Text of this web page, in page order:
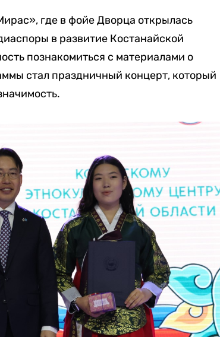
где в фойе Дворца открылась
в развитие Костанайской
познакомиться с материалами о
стал праздничный концерт, который